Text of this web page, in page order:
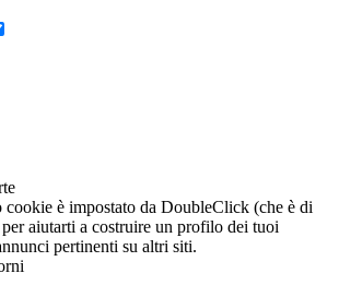
cookie è impostato da DoubleClick (che è di
aiutarti a costruire un profilo dei tuoi
pertinenti su altri siti.